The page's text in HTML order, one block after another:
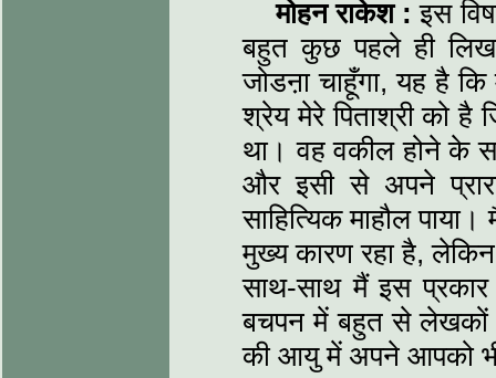
मोहन राकेश : इस
बहुत कुछ पहले ही
जोडऩा चाहूँगा, यह है
श्रेय मेरे पिताश्री को है
था। वह वकील होने के
और इसी से अपने
साहित्यिक माहौल
मुख्य कारण रहा है,
साथ-साथ मैं इस प्रकार
बचपन में बहुत से लेखकों
की आयु में अपने आपको भी